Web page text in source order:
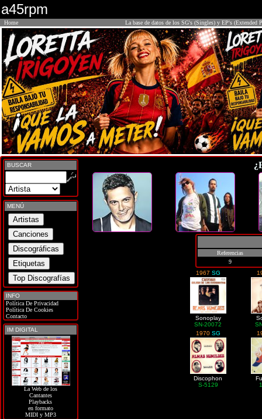
a45rpm
Home La base de datos de los SG's (Singles) y EP's (Extended
BUSCAR
MENÚ
INFO
Política De Privacidad
Política De Cookies
Contacto
IM DIGITAL
La Web de los
Cantantes
Playbacks
en formato
MIDI y MP3
Referencias
9
1967 SG
Sonoplay
SN-20072
1970 SG
Discophon
S-5129